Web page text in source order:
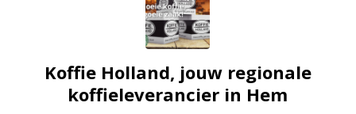
Koffie Holland, jouw regionale
koffieleverancier in Hem